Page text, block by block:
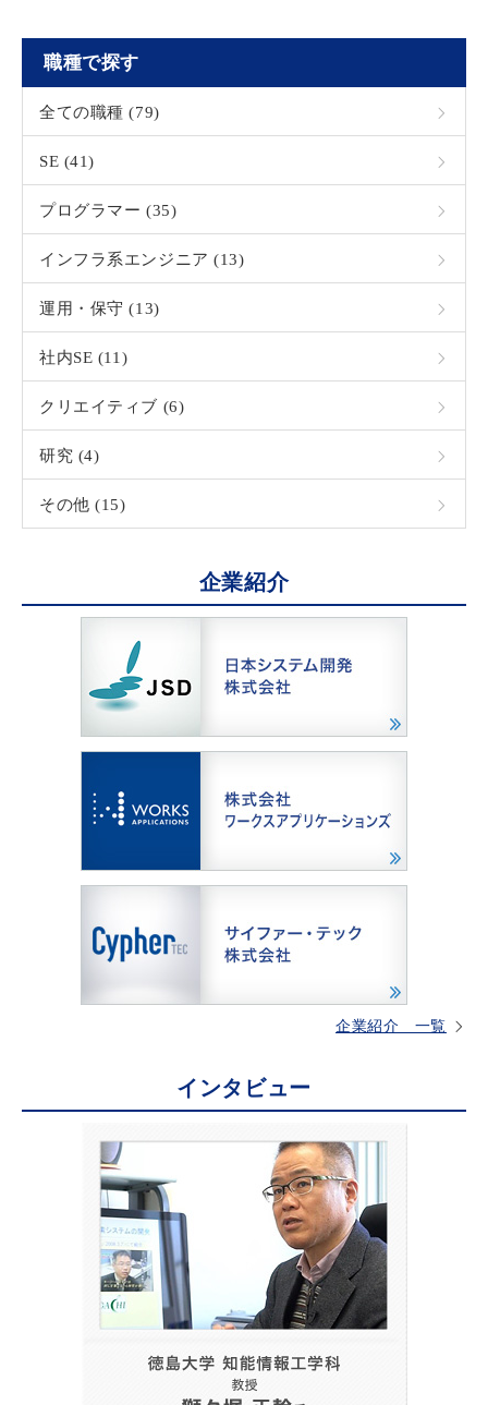
職種で探す
全ての職種 (79)
SE (41)
プログラマー (35)
インフラ系エンジニア (13)
運用・保守 (13)
社内SE (11)
クリエイティブ (6)
研究 (4)
その他 (15)
企業紹介
企業紹介 一覧
インタビュー